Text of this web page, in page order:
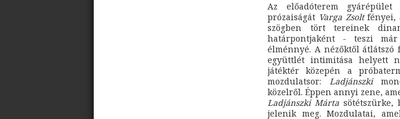
Az előadóterem
prózaiságát Varga Zsoltfényei,
szögben tört tereinek
határpontjaként - teszi
élménnyé. A nézőktől
együttlét intimitása helyett
játéktér közepén a
mozdulatsor: Ladjánszki
közelről. Éppen annyi zene,
Ladjánszki Márta sötétszürke,
jelenik meg. Mozdulatai,